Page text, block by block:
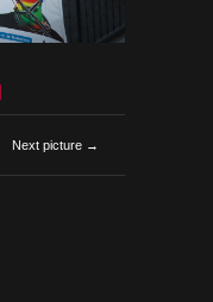
Next picture →